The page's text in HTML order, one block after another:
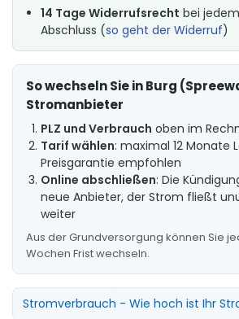
14 Tage Widerrufsrecht bei
Abschluss (so geht der Widerruf)
So wechseln Sie in Burg
Stromanbieter
PLZ und Verbrauch oben im
Tarif wählen: maximal 12 Monate
Preisgarantie empfohlen
Online abschließen: Die
neue Anbieter, der Strom fließt
weiter
Aus der Grundversorgung können Sie
Wochen Frist wechseln.
Stromverbrauch - Wie hoch ist Ihr